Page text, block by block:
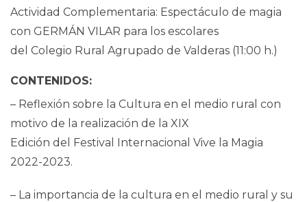
Actividad Complementaria: Espectáculo de magia
con GERMÁN VILAR para los escolares
del Colegio Rural Agrupado de Valderas (11:00 h.)
CONTENIDOS:
– Reflexión sobre la Cultura en el medio rural con
motivo de la realización de la XIX
Edición del Festival Internacional Vive la Magia
2022-2023.
– La importancia de la cultura en el medio rural y su